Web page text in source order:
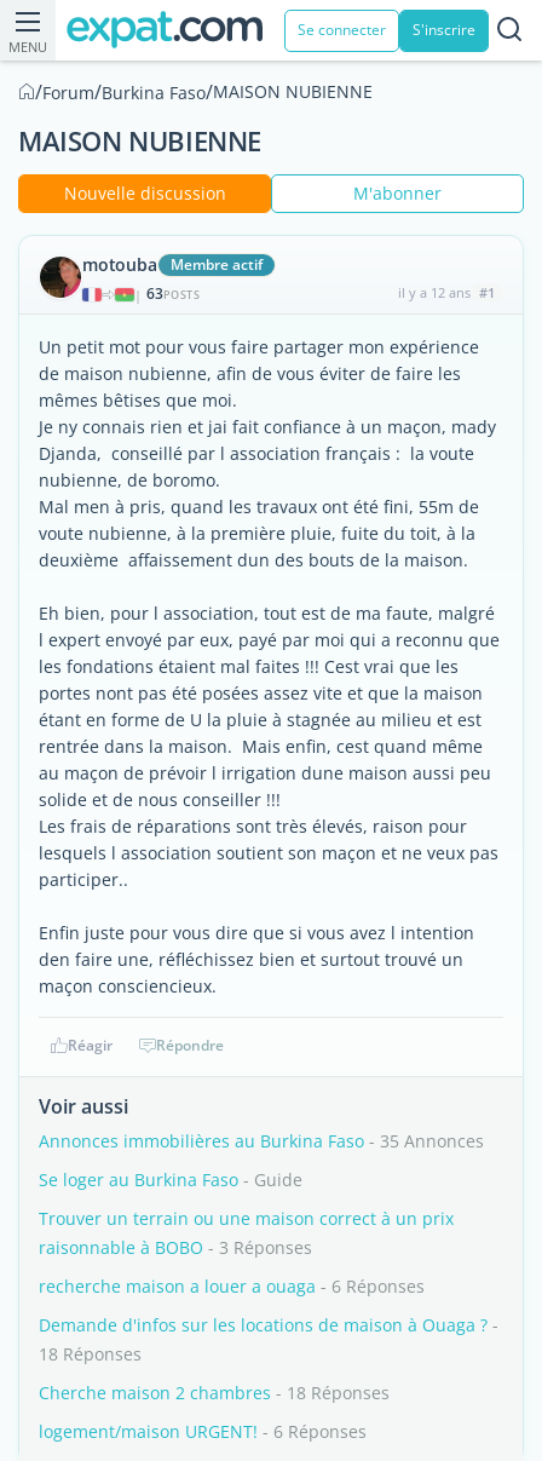
MENU
Se connecter S'inscrire
/Forum/Burkina Faso/MAISON NUBIENNE
MAISON NUBIENNE
Nouvelle discussion M'abonner
motouba Membre actif
| 63POSTS il y a 12 ans #1
Un petit mot pour vous faire partager mon expérience
de maison nubienne, afin de vous éviter de faire les
mêmes bêtises que moi.
Je ny connais rien et jai fait confiance à un maçon, mady
Djanda, conseillé par l association français : la voute
nubienne, de boromo.
Mal men à pris, quand les travaux ont été fini, 55m de
voute nubienne, à la première pluie, fuite du toit, à la
deuxième affaissement dun des bouts de la maison.
Eh bien, pour l association, tout est de ma faute, malgré
l expert envoyé par eux, payé par moi qui a reconnu que
les fondations étaient mal faites !!! Cest vrai que les
portes nont pas été posées assez vite et que la maison
étant en forme de U la pluie à stagnée au milieu et est
rentrée dans la maison. Mais enfin, cest quand même
au maçon de prévoir l irrigation dune maison aussi peu
solide et de nous conseiller !!!
Les frais de réparations sont très élevés, raison pour
lesquels l association soutient son maçon et ne veux pas
participer..
Enfin juste pour vous dire que si vous avez l intention
den faire une, réfléchissez bien et surtout trouvé un
maçon consciencieux.
Réagir Répondre
Voir aussi
Annonces immobilières au Burkina Faso - 35 Annonces
Se loger au Burkina Faso - Guide
Trouver un terrain ou une maison correct à un prix
raisonnable à BOBO - 3 Réponses
recherche maison a louer a ouaga - 6 Réponses
Demande d'infos sur les locations de maison à Ouaga ? -
18 Réponses
Cherche maison 2 chambres - 18 Réponses
logement/maison URGENT! - 6 Réponses